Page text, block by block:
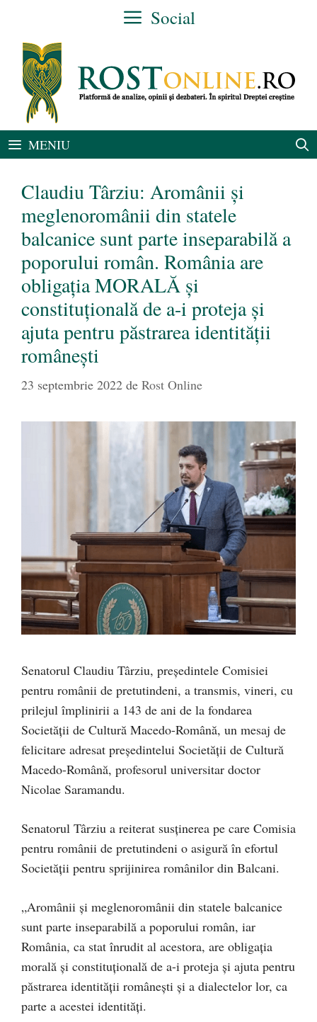
conținut
Social
MENIU
Claudiu Târziu: Aromânii și
meglenoromânii din statele
balcanice sunt parte inseparabilă a
poporului român. România are
obligația MORALĂ și
constituțională de a-i proteja și
ajuta pentru păstrarea identității
românești
23 septembrie 2022 de Rost Online
Senatorul Claudiu Târziu, președintele Comisiei
pentru românii de pretutindeni, a transmis, vineri, cu
prilejul împlinirii a 143 de ani de la fondarea
Societății de Cultură Macedo-Română, un mesaj de
felicitare adresat președintelui Societății de Cultură
Macedo-Română, profesorul universitar doctor
Nicolae Saramandu.
Senatorul Târziu a reiterat susținerea pe care Comisia
pentru românii de pretutindeni o asigură în efortul
Societății pentru sprijinirea românilor din Balcani.
„Aromânii și meglenoromânii din statele balcanice
sunt parte inseparabilă a poporului român, iar
România, ca stat înrudit al acestora, are obligația
morală și constituțională de a-i proteja și ajuta pentru
păstrarea identității românești și a dialectelor lor, ca
parte a acestei identități.